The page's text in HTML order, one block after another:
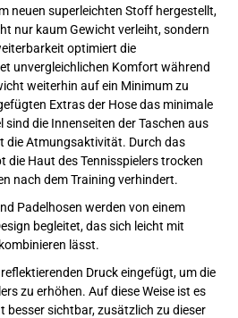
neuen superleichten Stoff hergestellt,
nur kaum Gewicht verleiht, sondern
optimiert die
unvergleichlichen Komfort während
weiterhin auf ein Minimum zu
Extras der Hose das minimale
sind die Innenseiten der Taschen aus
die Atmungsaktivität. Durch das
die Haut des Tennisspielers trocken
nach dem Training verhindert.
Padelhosen werden von einem
begleitet, das sich leicht mit
lässt.
Druck eingefügt, um die
zu erhöhen. Auf diese Weise ist es
besser sichtbar, zusätzlich zu dieser